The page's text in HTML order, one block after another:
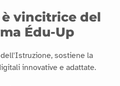
vincitrice del
Édu-Up
sostiene la
innovative e adattate.